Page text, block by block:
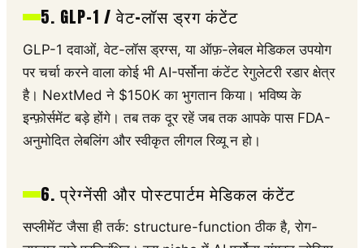
5. GLP-1 / वेट-लॉस ड्रग कंटेंट
GLP-1 दवाओं, वेट-लॉस ड्रग्स, या ऑफ़-लेबल मेडिकल उपयोग
पर चर्चा करने वाला कोई भी AI-पर्सोना कंटेंट रेगुलेटरी रडार क्षेत्र
है। NextMed ने $150K का भुगतान किया। भविष्य के
इन्फ़ोर्समेंट बड़े होंगे। तब तक दूर रहें जब तक आपके पास FDA-
अनुमोदित लेबलिंग और स्वीकृत लीगल रिव्यू न हो।
6. प्रेग्नेंसी और पोस्टपार्टम मेडिकल कंटेंट
सप्लीमेंट जैसा ही तर्क: structure-function ठीक है, रोग-